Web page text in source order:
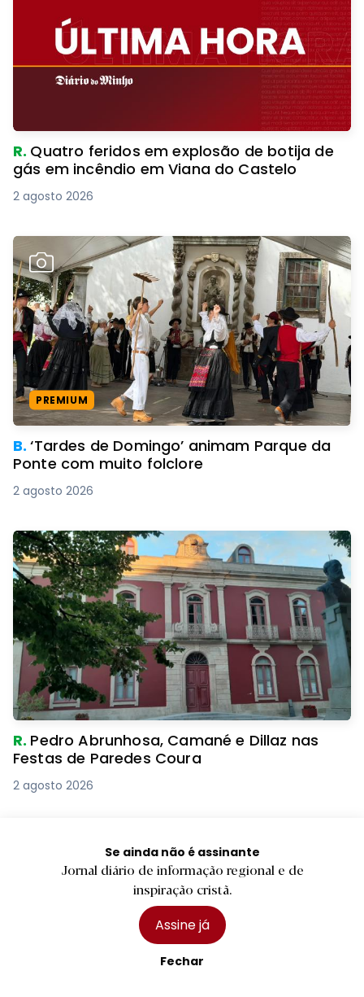
R. Quatro feridos em explosão de botija de
gás em incêndio em Viana do Castelo
2 agosto 2026
PREMIUM
B.‘Tardes de Domingo’ animam Parque da
Ponte com muito folclore
2 agosto 2026
R. Pedro Abrunhosa, Camané e Dillaz nas
Festas de Paredes Coura
2 agosto 2026
Subscreva a nossa Newsletter
Não perca o melhor do Minho
Se ainda não é assinante
Jornal diário de informação regional e de
inspiração cristã.
Assine já
Fechar